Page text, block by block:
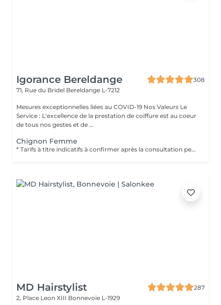
Igorance Bereldange
308
71, Rue du Bridel Bereldange L-7212
Mesures exceptionnelles liées au COVID-19 Nos Valeurs Le
Service : L'excellence de la prestation de coiffure est au coeur
de tous nos gestes et de ...
Chignon Femme
* Tarifs à titre indicatifs à confirmer après la consultation personnalisée établit auprès de votre coiffeur/stylist/spécialiste * La direction se réserve le droit dapporter des modifications pour le bon fonctionnement du salon
MD Hairstylist
287
2, Place Leon XIII Bonnevoie L-1929